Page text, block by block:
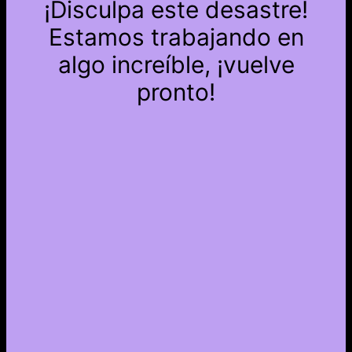
¡Disculpa este desastre!
Estamos trabajando en
algo increíble, ¡vuelve
pronto!